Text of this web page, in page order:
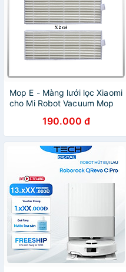
Mop E - Màng lưới lọc Xiaomi
cho Mi Robot Vacuum Mop
Hàng chính hãng
190.000 đ